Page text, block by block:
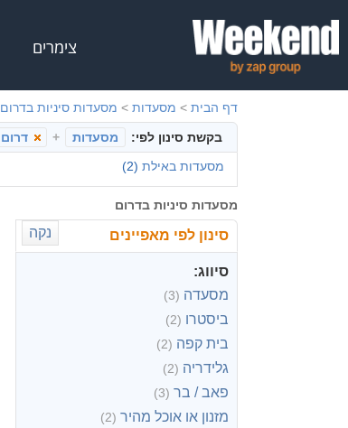
צימרים
דף הבית > מסעדות > מסעדות סיניות בדרום
בקשת סינון לפי: מסעדות + דרום
מסעדות באילת (2)
מסעדות סיניות בדרום
סינון לפי מאפיינים נקה
סיווג:
מסעדה (3)
ביסטרו (2)
בית קפה (2)
גלידריה (2)
פאב / בר (3)
מזנון או אוכל מהיר (2)